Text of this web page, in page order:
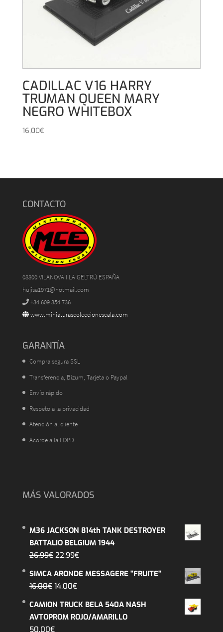
CADILLAC V16 HARRY
TRUMAN QUEEN MARY
NEGRO WHITEBOX
16,00€
CONTACTO
08800 VILANOVA I LA GELTRÚ ESPAÑA
hujisa1971@hotmail.com
+34 609 354 736
www.miniaturascoleccionescala.com
GARANTÍA
Compra segura SSL
Transferencia, Bizum, Tarjeta o Paypal
Envío rápido
Respeto a la privacidad
Atención al cliente
Acorde a la LOPD
MÁS VALORADOS
M36 JACKSON 814th TANK DESTROYER
BATTALIO BELGIUM 1944
26,99€ El
original
era:
26,99€.
22,99€El
actual
22,99€.
SIMCA ARONDE MESSAGERE "FRUITE"
16,00€ El
original
era:
14,00€El
actual
es:
CAMION TRUCK BELA 540A NASH
AVTOPROM ROJO/AMARILLO
50,00€